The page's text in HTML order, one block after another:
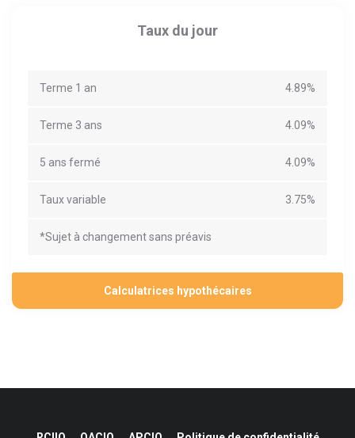
Taux du jour
Terme 1 an 4.89%
Terme 3 ans 4.09%
5 ans fermé 4.09%
Taux variable 3.75%
*Sujet à changement sans préavis
Calculatrices hypothécaires